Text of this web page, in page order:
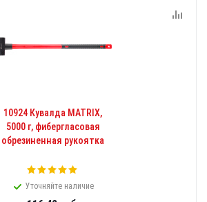
10924 Кувалда MATRIX,
5000 г, фибергласовая
обрезиненная рукоятка
Уточняйте наличие